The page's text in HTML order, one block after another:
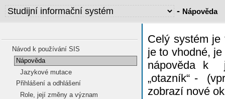
- Nápověda
Návod k používání SIS
Nápověda
Jazykové mutace
Přihlášení a odhlášení
Role, její změny a význam
Celý systém je
je to vhodné,
nápověda k
„otazník“ -
zobrazí nové